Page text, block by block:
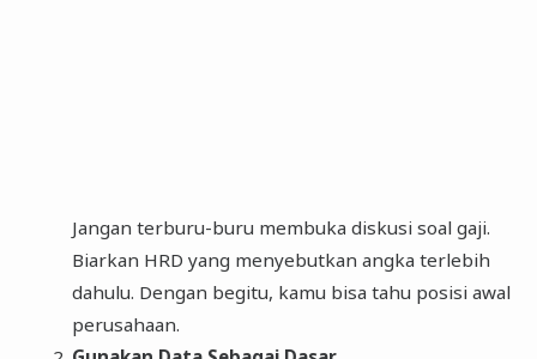
Jangan terburu-buru membuka diskusi soal gaji.
Biarkan HRD yang menyebutkan angka terlebih
dahulu. Dengan begitu, kamu bisa tahu posisi awal
perusahaan.